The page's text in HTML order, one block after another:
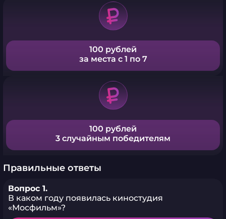
100 рублей
за места с 1 по 7
100 рублей
3 случайным победителям
Правильные ответы
Вопрос 1.
В каком году появилась киностудия
«Мосфильм»?